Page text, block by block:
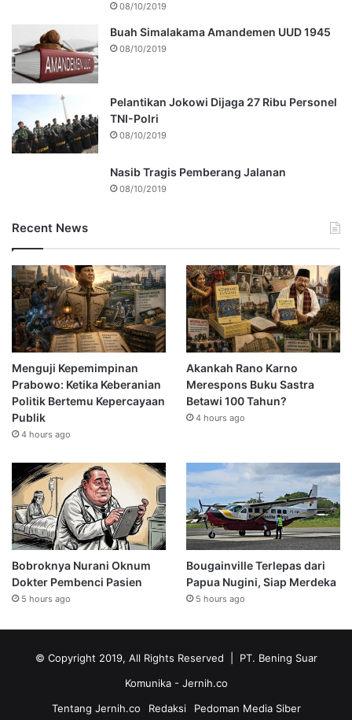
08/10/2019
Buah Simalakama Amandemen UUD 1945
08/10/2019
Pelantikan Jokowi Dijaga 27 Ribu Personel
TNI-Polri
08/10/2019
Nasib Tragis Pemberang Jalanan
08/10/2019
Recent News
Menguji Kepemimpinan
Prabowo: Ketika Keberanian
Politik Bertemu Kepercayaan
Publik
4 hours ago
Akankah Rano Karno
Merespons Buku Sastra
Betawi 100 Tahun?
4 hours ago
Bobroknya Nurani Oknum
Dokter Pembenci Pasien
5 hours ago
Bougainville Terlepas dari
Papua Nugini, Siap Merdeka
5 hours ago
© Copyright 2019, All Rights Reserved | PT. Bening Suar
Komunika - Jernih.co
Tentang Jernih.co
Redaksi Pedoman Media Siber